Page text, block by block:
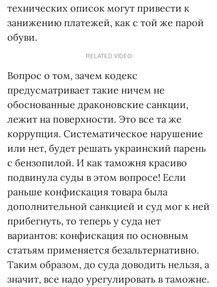
технических описок могут привести к
занижению платежей, как с той же парой
обуви.
RELATED VIDEO
Вопрос о том, зачем кодекс
предусматривает такие ничем не
обоснованные драконовские санкции,
лежит на поверхности. Это все та же
коррупция. Систематическое нарушение
или нет, будет решать украинский парень
с бензопилой. И как таможня красиво
подвинула суды в этом вопросе! Если
раньше конфискация товара была
дополнительной санкцией и суд мог к ней
прибегнуть, то теперь у суда нет
вариантов: конфискация по основным
статьям применяется безальтернативно.
Таким образом, до суда доводить нельзя, а
значит, все надо урегулировать в таможне.